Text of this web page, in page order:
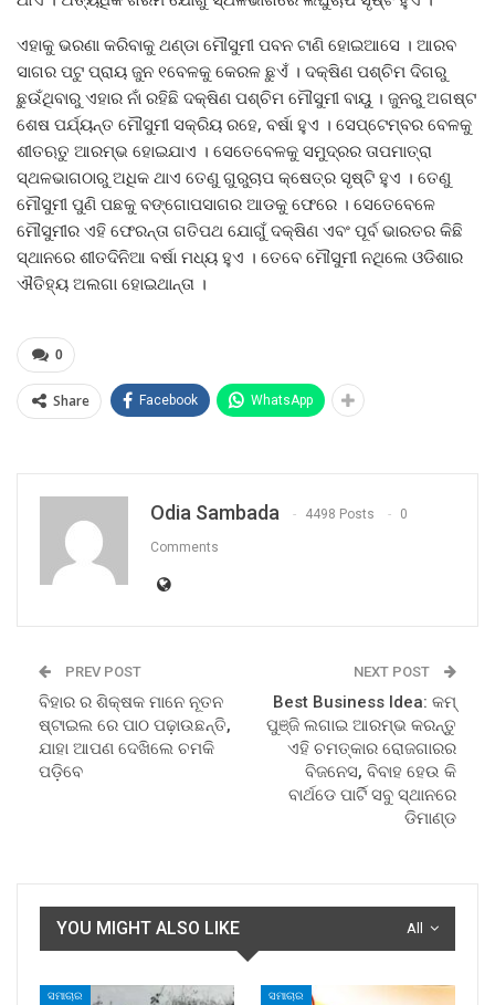
ଏହାକୁ ଭରଣା କରିବାକୁ ଥଣ୍ଡା ମୌସୁମୀ ପବନ ଟାଣି ହୋଇଆସେ । ଆରବ
ସାଗର ପଟୁ ପ୍ରାୟ ଜୁନ ୧ବେଳକୁ କେରଳ ଛୁଏଁ । ଦକ୍ଷିଣ ପଶ୍ଚିମ ଦିଗରୁ
ଛୁଉଁଥିବାରୁ ଏହାର ନାଁ ରହିଛି ଦକ୍ଷିଣ ପଶ୍ଚିମ ମୌସୁମୀ ବାୟୁ । ଜୁନରୁ ଅଗଷ୍ଟ
ଶେଷ ପର୍ଯ୍ୟନ୍ତ ମୌସୁମୀ ସକ୍ରିୟ ରହେ, ବର୍ଷା ହୁଏ । ସେପ୍ଟେମ୍ବର ବେଳକୁ
ଶୀତଋତୁ ଆରମ୍ଭ ହୋଇଯାଏ । ସେତେବେଳକୁ ସମୁଦ୍ରର ତାପମାତ୍ରା
ସ୍ଥଳଭାଗଠାରୁ ଅଧିକ ଥାଏ ତେଣୁ ଗୁରୁଚାପ କ୍ଷେତ୍ର ସୃଷ୍ଟି ହୁଏ । ତେଣୁ
ମୌସୁମୀ ପୁଣି ପଛକୁ ବଙ୍ଗୋପସାଗର ଆଡକୁ ଫେରେ । ସେତେବେଳେ
ମୌସୁମୀର ଏହି ଫେରନ୍ତା ଗତିପଥ ଯୋଗୁଁ ଦକ୍ଷିଣ ଏବଂ ପୂର୍ବ ଭାରତର କିଛି
ସ୍ଥାନରେ ଶୀତଦିନିଆ ବର୍ଷା ମଧ୍ୟ ହୁଏ । ତେବେ ମୌସୁମୀ ନଥିଲେ ଓଡିଶାର
ଐତିହ୍ୟ ଅଲଗା ହୋଇଥାନ୍ତା ।
0
Share Facebook WhatsApp
Odia Sambada 4498 Posts 0
Comments
PREV POST
ବିହାର ର ଶିକ୍ଷକ ମାନେ ନୂତନ
ଷ୍ଟାଇଲ ରେ ପାଠ ପଢ଼ାଉଛନ୍ତି,
ଯାହା ଆପଣ ଦେଖିଲେ ଚମକି
ପଡ଼ିବେ
NEXT POST
Best Business Idea: କମ୍
ପୁଞ୍ଜି ଲଗାଇ ଆରମ୍ଭ କରନ୍ତୁ
ଏହି ଚମତ୍କାର ରୋଜଗାରର
ବିଜନେସ, ବିବାହ ହେଉ କି
ବାର୍ଥଡେ ପାର୍ଟି ସବୁ ସ୍ଥାନରେ
ଡିମାଣ୍ଡ
All
YOU MIGHT ALSO LIKE
ସମାଚାର ସମାଚାର